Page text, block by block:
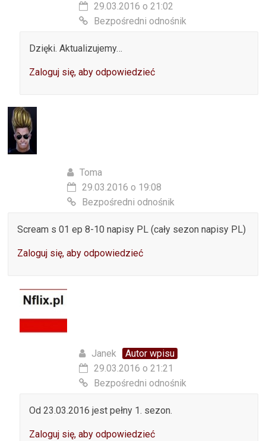
29.03.2016 o 21:02
Bezpośredni odnośnik
Dzięki. Aktualizujemy…
Zaloguj się, aby odpowiedzieć
Toma
29.03.2016 o 19:08
Bezpośredni odnośnik
Scream s 01 ep 8-10 napisy PL (cały sezon napisy PL)
Zaloguj się, aby odpowiedzieć
Janek
Autor wpisu
29.03.2016 o 21:21
Bezpośredni odnośnik
Od 23.03.2016 jest pełny 1. sezon.
Zaloguj się, aby odpowiedzieć